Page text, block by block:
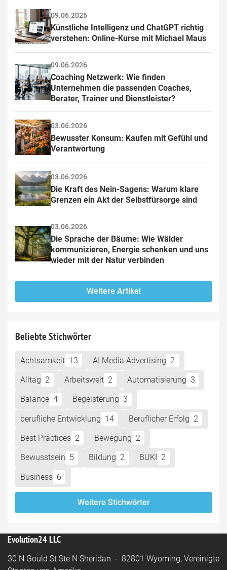
09.06.2026
Künstliche Intelligenz und ChatGPT richtig
verstehen: Online-Kurse mit Michael Maus
09.06.2026
Coaching Netzwerk: Wie finden
Unternehmen die passenden Coaches,
Berater, Trainer und Dienstleister?
03.06.2026
Bewusster Konsum: Kaufen mit Gefühl und
Verantwortung
03.06.2026
Die Kraft des Nein-Sagens: Warum klare
Grenzen ein Akt der Selbstfürsorge sind
03.06.2026
Die Sprache der Bäume: Wie Wälder
kommunizieren, Energie schenken und uns
wieder mit der Natur verbinden
Weitere Artikel
Beliebte Stichwörter
Achtsamkeit 13 AI Media Advertising 2
Alltag 2 Arbeitswelt 2 Automatisierung 3
Balance 4 Begeisterung 3
berufliche Entwicklung 14 Beruflicher Erfolg 2
Best Practices 2 Bewegung 2
Bewusstsein 5 Bildung 2 BUKI 2
Business 6
Weitere Stichwörter
Evolution24 LLC
30 N Gould St Ste N Sheridan - 82801 Wyoming, Vereinigte